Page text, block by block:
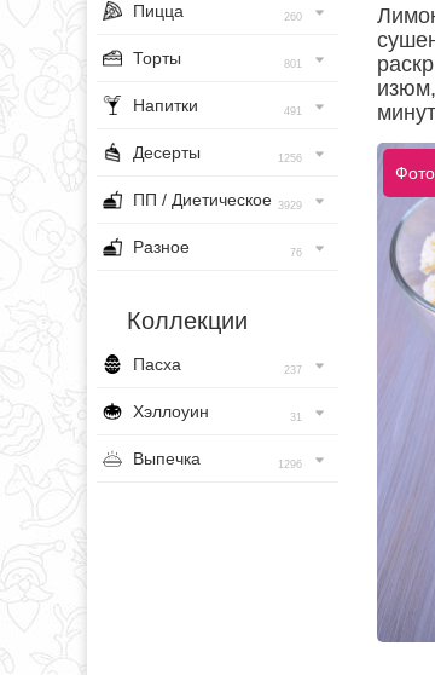
Пицца 260
Торты 801
Напитки 491
Десерты 1256
ПП / Диетическое 3929
Разное 76
Коллекции
Пасха 237
Хэллоуин 31
Выпечка 1296